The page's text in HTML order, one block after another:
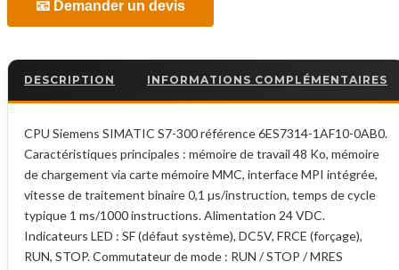
📧 Demander un devis
DESCRIPTION INFORMATIONS COMPLÉMENTAIRES
CPU Siemens SIMATIC S7-300 référence 6ES7314-1AF10-0AB0.
Caractéristiques principales : mémoire de travail 48 Ko, mémoire
de chargement via carte mémoire MMC, interface MPI intégrée,
vitesse de traitement binaire 0,1 µs/instruction, temps de cycle
typique 1 ms/1000 instructions. Alimentation 24 VDC.
Indicateurs LED : SF (défaut système), DC5V, FRCE (forçage),
RUN, STOP. Commutateur de mode : RUN / STOP / MRES